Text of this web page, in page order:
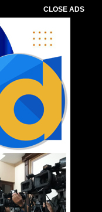
CLOSE ADS